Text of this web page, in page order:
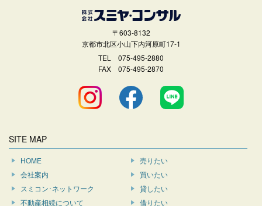
〒603-8132
京都市北区小山下内河原町17-1
TEL 075-495-2880
FAX 075-495-2870
SITE MAP
HOME
会社案内
スミコン･ネットワーク
不動産相続について
売りたい
買いたい
貸したい
借りたい